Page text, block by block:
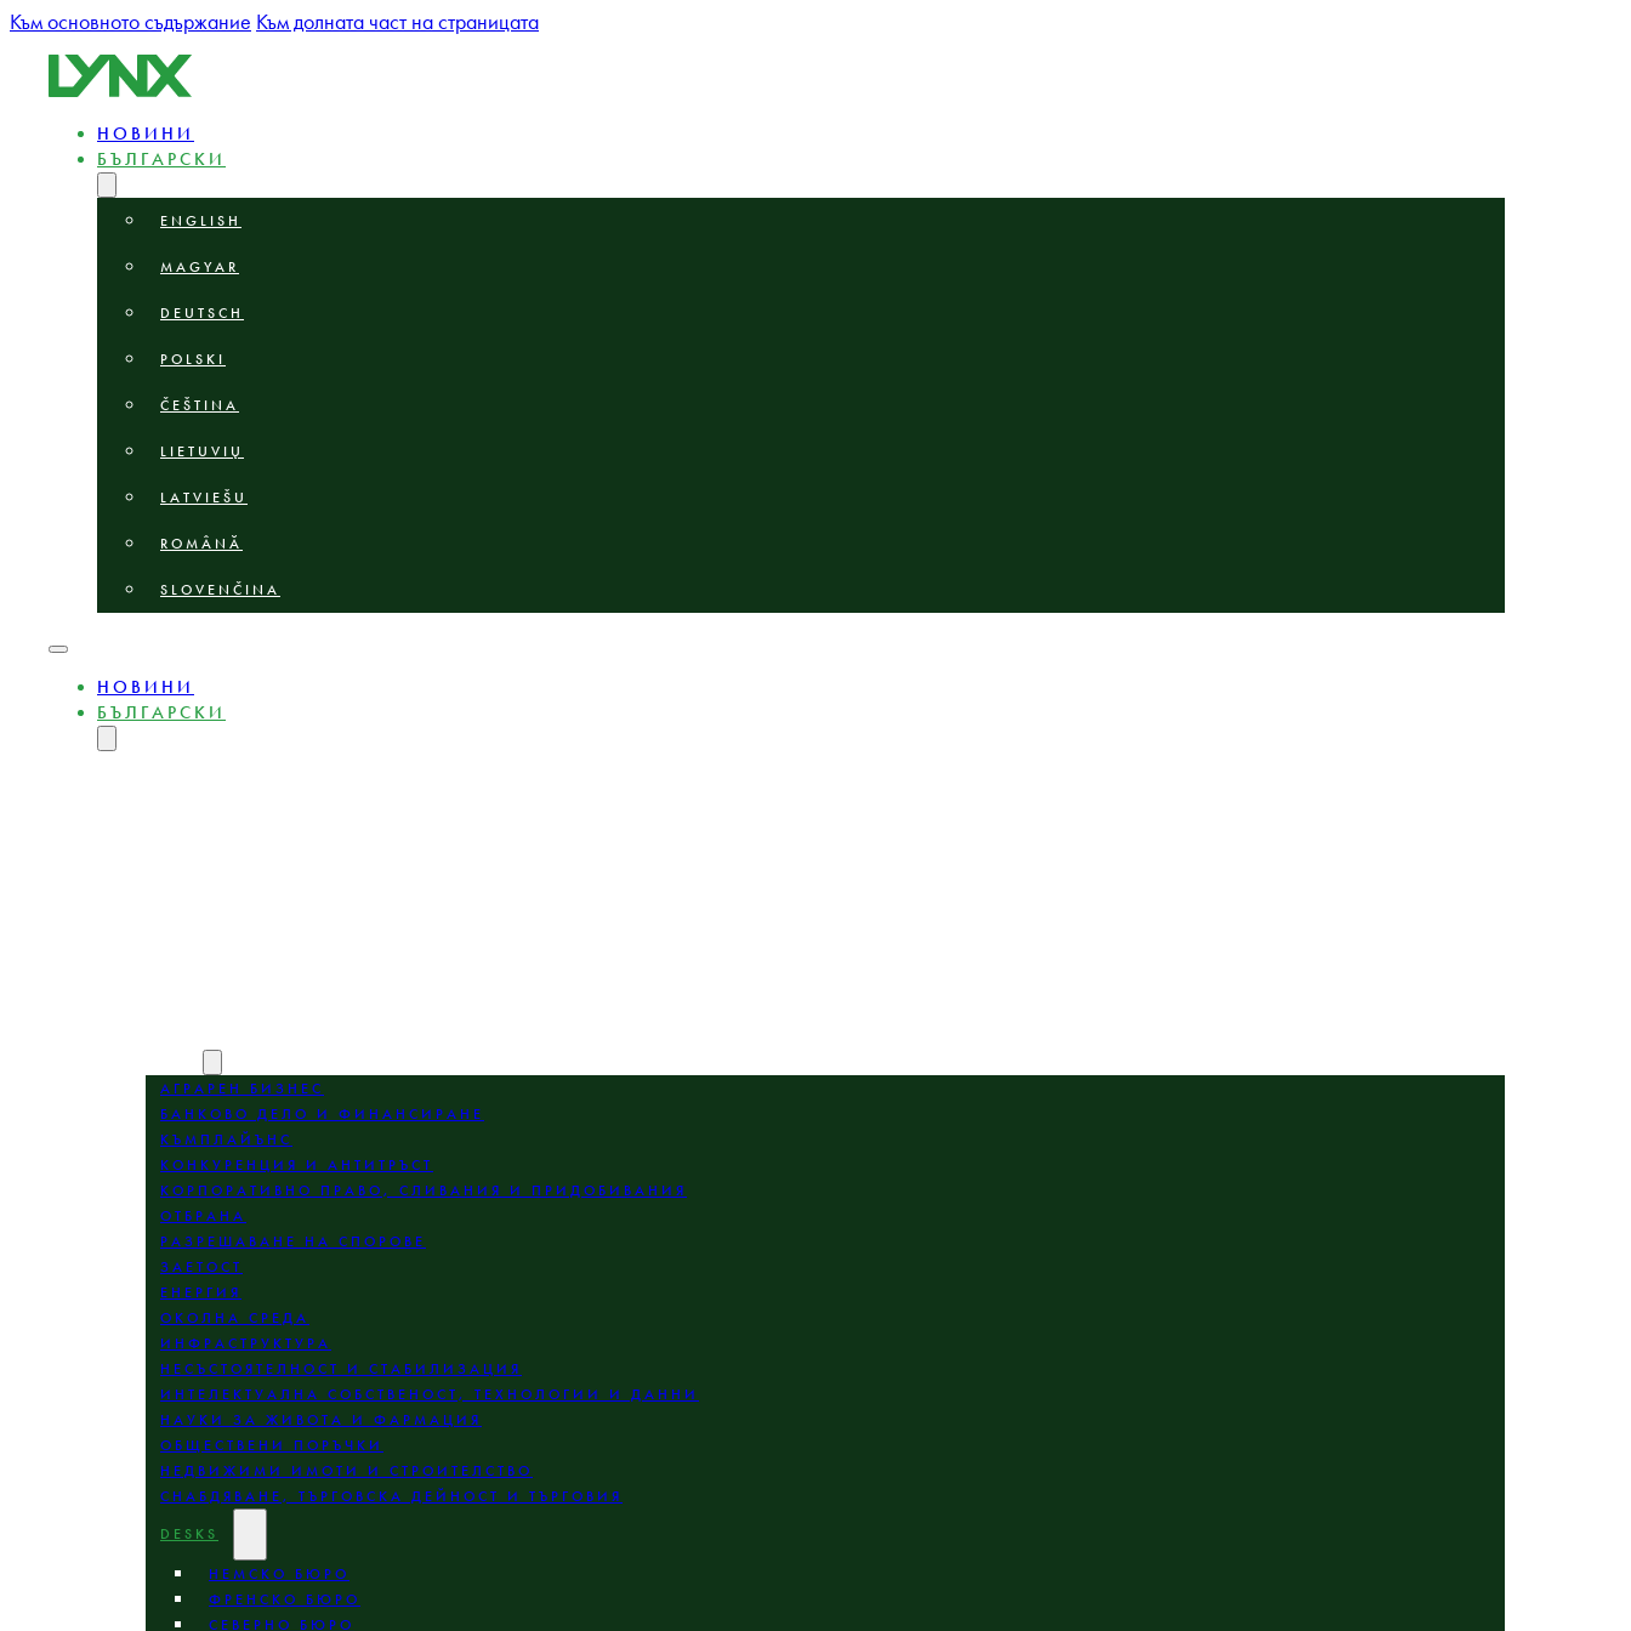
Към основното съдържание Към долната част на страницата
НОВИНИ
БЪЛГАРСКИ
ENGLISH
MAGYAR
DEUTSCH
POLSKI
ČEŠTINA
LIETUVIŲ
LATVIEŠU
ROMÂNĂ
SLOVENČINA
НОВИНИ
БЪЛГАРСКИ
АГРАРЕН БИЗНЕС
БАНКОВО ДЕЛО И ФИНАНСИРАНЕ
КЪМПЛАЙЪНС
КОНКУРЕНЦИЯ И АНТИТРЪСТ
КОРПОРАТИВНО ПРАВО, СЛИВАНИЯ И ПРИДОБИВАНИЯ
ОТБРАНА
РАЗРЕШАВАНЕ НА СПОРОВЕ
ЗАЕТОСТ
ЕНЕРГИЯ
ОКОЛНА СРЕДА
ИНФРАСТРУКТУРА
НЕСЪСТОЯТЕЛНОСТ И СТАБИЛИЗАЦИЯ
ИНТЕЛЕКТУАЛНА СОБСТВЕНОСТ, ТЕХНОЛОГИИ И ДАННИ
НАУКИ ЗА ЖИВОТА И ФАРМАЦИЯ
ОБЩЕСТВЕНИ ПОРЪЧКИ
НЕДВИЖИМИ ИМОТИ И СТРОИТЕЛСТВО
СНАБДЯВАНЕ, ТЪРГОВСКА ДЕЙНОСТ И ТЪРГОВИЯ
DESKS
НЕМСКО БЮРО
ФРЕНСКО БЮРО
СЕВЕРНО БЮРО